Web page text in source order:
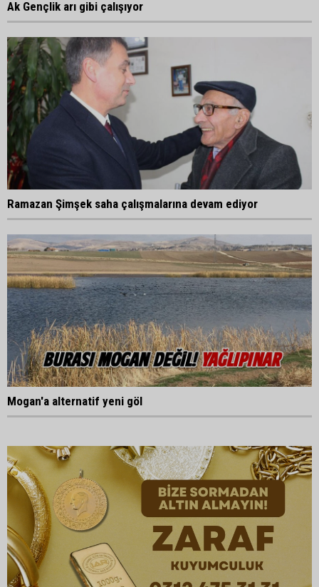
Ak Gençlik arı gibi çalışıyor
Ramazan Şimşek saha çalışmalarına devam ediyor
Mogan'a alternatif yeni göl